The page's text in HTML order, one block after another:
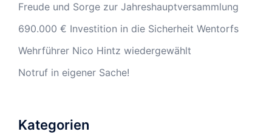
Freude und Sorge zur Jahreshauptversammlung
690.000 € Investition in die Sicherheit Wentorfs
Wehrführer Nico Hintz wiedergewählt
Notruf in eigener Sache!
Kategorien